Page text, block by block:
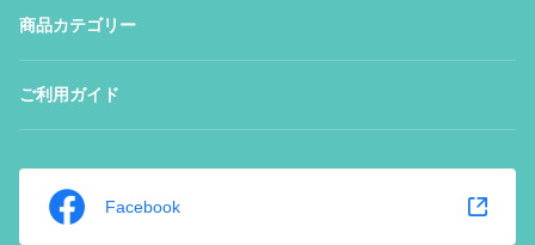
商品カテゴリー
ご利用ガイド
Facebook